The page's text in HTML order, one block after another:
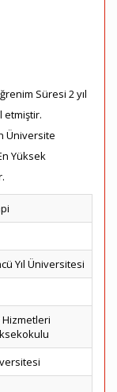
Süresi 2 yıl
etmiştir.
Üniversite
Yüksek
Yıl Üniversitesi
Hizmetleri